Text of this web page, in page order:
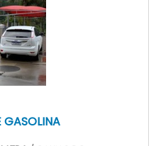
trabalha com
combustível e